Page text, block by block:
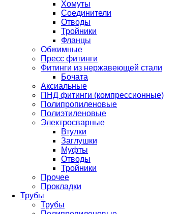
Хомуты
Соединители
Отводы
Тройники
Фланцы
Обжимные
Пресс фитинги
Фитинги из нержавеющей стали
Бочата
Аксиальные
ПНД фитинги (компрессионные)
Полипропиленовые
Полиэтиленовые
Электросварные
Втулки
Заглушки
Муфты
Отводы
Тройники
Прочее
Прокладки
Трубы
Трубы